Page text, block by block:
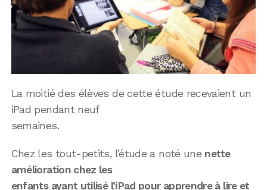
La moitié des élèves de cette étude recevaient un
iPad pendant neuf
semaines.
Chez les tout-petits, l’étude a noté une nette
amélioration chez les
enfants ayant utilisé l’iPad pour apprendre à lire et